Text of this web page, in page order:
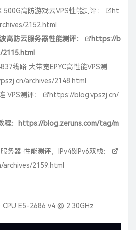
500G高防游戏云VPS性能测评：
ht
2152.html
高防云服务器性能测评：
https://b
2115.html
线路 大带宽EPYC高性能VPS测
archives/2148.html
VPS测评：
https://blog.vpszj.cn/
：
https://blog.zeruns.com/tag/m
务器 性能测评，IPv4&IPv6双栈：
2159.html
E5-2686 v4 @ 2.30GHz